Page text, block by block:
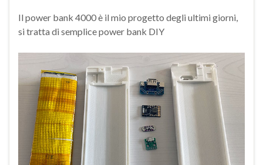
Il power bank 4000 è il mio progetto degli ultimi giorni,
si tratta di semplice power bank DIY